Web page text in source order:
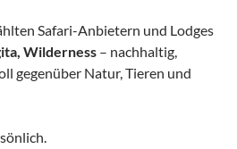
Safari-Anbietern und Lodges
Wilderness – nachhaltig,
gegenüber Natur, Tieren und